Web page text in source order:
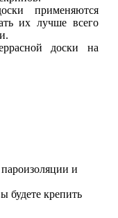
применяются
их лучше всего
доски на
и
будете крепить